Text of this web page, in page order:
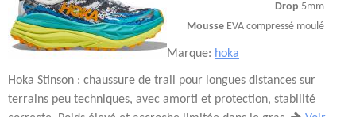
Drop 5mm
Mousse EVA compressé moulé
Marque: hoka
Hoka Stinson : chaussure de trail pour longues distances sur
terrains peu techniques, avec amorti et protection, stabilité